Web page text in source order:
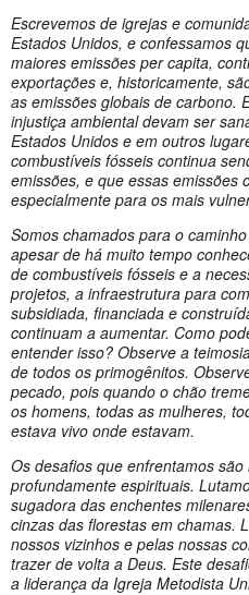
Escrevemos de igrejas e
Estados Unidos, e confessamos
maiores emissões per capita,
exportações e, historicamente,
as emissões globais de carbono.
injustiça ambiental devam ser
Estados Unidos e em outros
combustíveis fósseis continua
emissões, e que essas emissões
especialmente para os mais
Somos chamados para o
apesar de há muito tempo
de combustíveis fósseis e a
projetos, a infraestrutura para
subsidiada, financiada e
continuam a aumentar. Como
entender isso? Observe a
de todos os primogênitos.
pecado, pois quando o chão
os homens, todas as mulheres,
estava vivo onde estavam.
Os desafios que enfrentamos
profundamente espirituais.
sugadora das enchentes
cinzas das florestas em chamas.
nossos vizinhos e pelas nossas
trazer de volta a Deus. Este
a liderança da Igreja Metodista